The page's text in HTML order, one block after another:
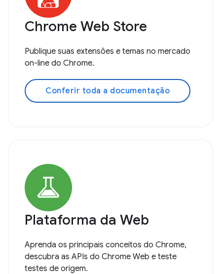
Chrome Web Store
Publique suas extensões e temas no mercado
on-line do Chrome.
Conferir toda a documentação
Plataforma da Web
Aprenda os principais conceitos do Chrome,
descubra as APIs do Chrome Web e teste
testes de origem.